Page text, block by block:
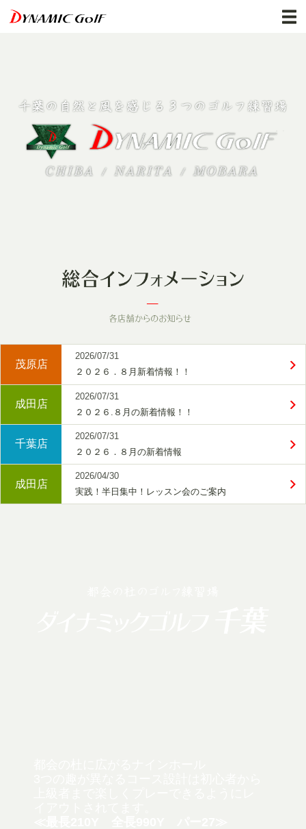
茂原店
2026/07/31
２０２６．８月新着情報！！
成田店
2026/07/31
２０２６.８月の新着情報！！
千葉店
2026/07/31
２０２６．８月の新着情報
成田店
2026/04/30
実践！半日集中！レッスン会のご案内